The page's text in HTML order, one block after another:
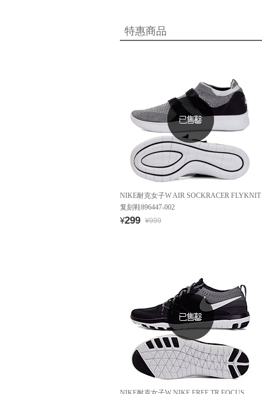
特惠商品
NIKE耐克女子W AIR SOCKRACER FLYKNIT
复刻鞋896447-002
¥299 ¥999